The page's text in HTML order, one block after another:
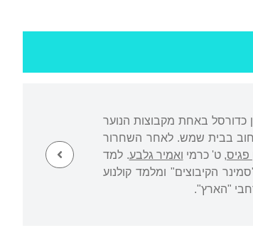
כדורסל באחת מקבוצות הנוער
בבית שמש. לאחר השחרור
פגיס, ט' כרמי ואמיר גלבע. למד
הקיבוצים" ומלמד קולנוע
"הארץ".